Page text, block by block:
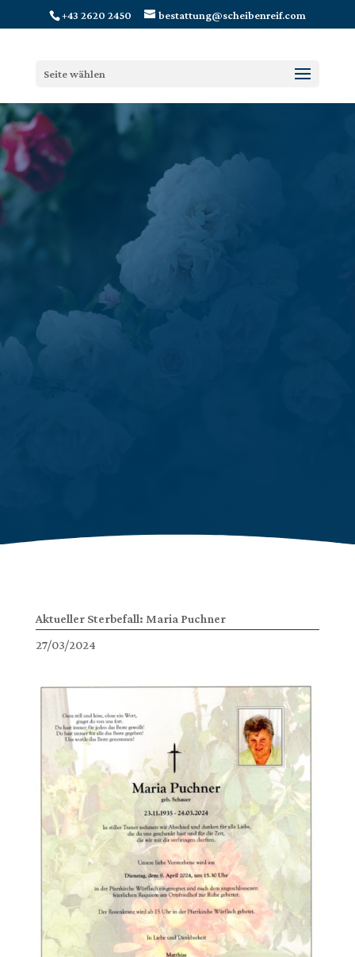
+43 2620 2450 bestattung@scheibenreif.com
Seite wählen
Aktueller Sterbefall: Maria Puchner
27/03/2024